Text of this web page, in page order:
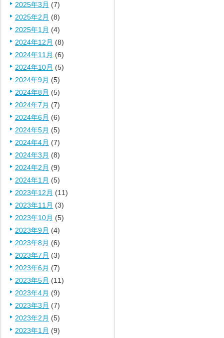
2025年3月 (7)
2025年2月 (8)
2025年1月 (4)
2024年12月 (8)
2024年11月 (6)
2024年10月 (5)
2024年9月 (5)
2024年8月 (5)
2024年7月 (7)
2024年6月 (6)
2024年5月 (5)
2024年4月 (7)
2024年3月 (8)
2024年2月 (9)
2024年1月 (5)
2023年12月 (11)
2023年11月 (3)
2023年10月 (5)
2023年9月 (4)
2023年8月 (6)
2023年7月 (3)
2023年6月 (7)
2023年5月 (11)
2023年4月 (9)
2023年3月 (7)
2023年2月 (5)
2023年1月 (9)